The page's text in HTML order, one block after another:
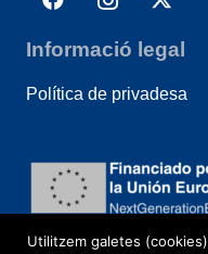
Informació legal
Política de privadesa
Utilitzem galetes